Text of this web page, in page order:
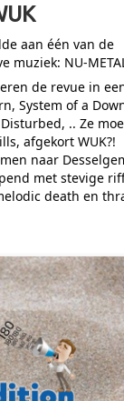
aan één van de
muziek: NU-
de revue in
System of a
.. Ze
afgekort WUK?!
naar
met stevige
death en